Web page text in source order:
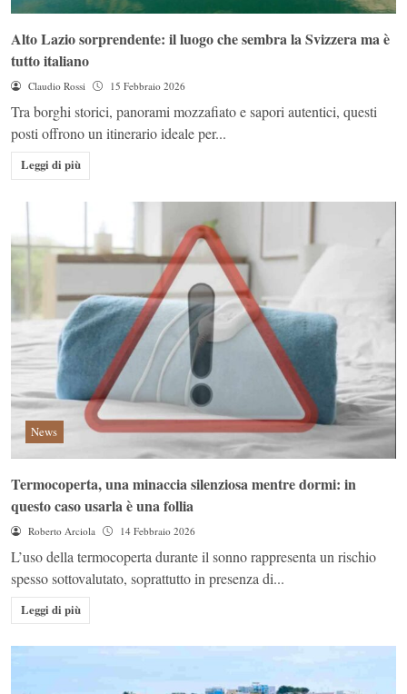
Alto Lazio sorprendente: il luogo che sembra la Svizzera ma è
tutto italiano
Claudio Rossi 15 Febbraio 2026
Tra borghi storici, panorami mozzafiato e sapori autentici, questi
posti offrono un itinerario ideale per...
Leggi di più
News
Termocoperta, una minaccia silenziosa mentre dormi: in
questo caso usarla è una follia
Roberto Arciola 14 Febbraio 2026
L’uso della termocoperta durante il sonno rappresenta un rischio
spesso sottovalutato, soprattutto in presenza di...
Leggi di più